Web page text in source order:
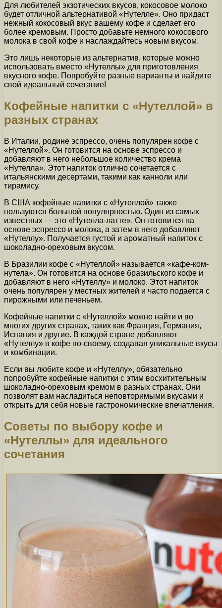
Для любителей экзотических вкусов, кокосовое молоко
будет отличной альтернативой «Нутелле». Оно придаст
нежный кокосовый вкус вашему кофе и сделает его
более кремовым. Просто добавьте немного кокосового
молока в свой кофе и наслаждайтесь новым вкусом.
Это лишь некоторые из альтернатив, которые можно
использовать вместо «Нутеллы» для приготовления
вкусного кофе. Попробуйте разные варианты и найдите
свой идеальный сочетание!
Кофейные напитки с «Нутеллой» в
разных странах
В Италии, родине эспрессо, очень популярен кофе с
«Нутеллой». Он готовится на основе эспрессо и
добавляют в него небольшое количество крема
«Нутелла». Этот напиток отлично сочетается с
итальянскими десертами, такими как канноли или
тирамису.
В США кофейные напитки с «Нутеллой» также
пользуются большой популярностью. Один из самых
известных — это «Нутелла-латте». Он готовится на
основе эспрессо и молока, а затем в него добавляют
«Нутеллу». Получается густой и ароматный напиток с
шоколадно-ореховым вкусом.
В Бразилии кофе с «Нутеллой» называется «кафе-ком-
нутела». Он готовится на основе бразильского кофе и
добавляют в него «Нутеллу» и молоко. Этот напиток
очень популярен у местных жителей и часто подается с
пирожными или печеньем.
Кофейные напитки с «Нутеллой» можно найти и во
многих других странах, таких как Франция, Германия,
Испания и другие. В каждой стране добавляют
«Нутеллу» в кофе по-своему, создавая уникальные вкусы
и комбинации.
Если вы любите кофе и «Нутеллу», обязательно
попробуйте кофейные напитки с этим восхитительным
шоколадно-ореховым кремом в разных странах. Они
позволят вам насладиться неповторимыми вкусами и
открыть для себя новые гастрономические впечатления.
Советы по выбору кофе и
«Нутеллы» для идеального
сочетания